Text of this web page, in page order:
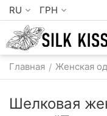
RU ГРН
Главная / Женская
Шелковая